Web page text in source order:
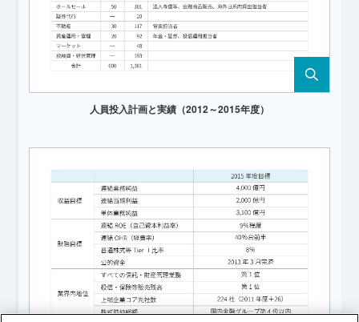
人員投入計画と実績（2012～2015年度）